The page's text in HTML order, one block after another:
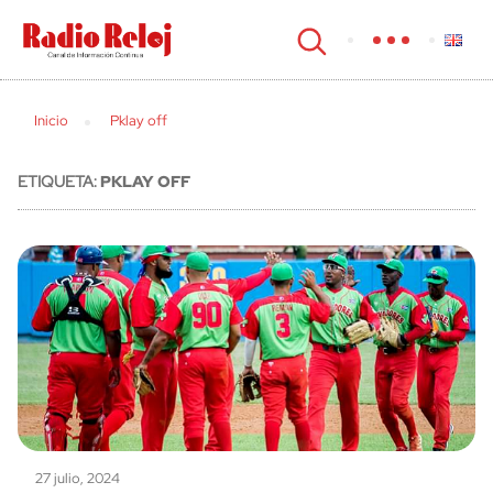
cerrar
Inicio Pklay off
ETIQUETA:PKLAY OFF
27 julio, 2024